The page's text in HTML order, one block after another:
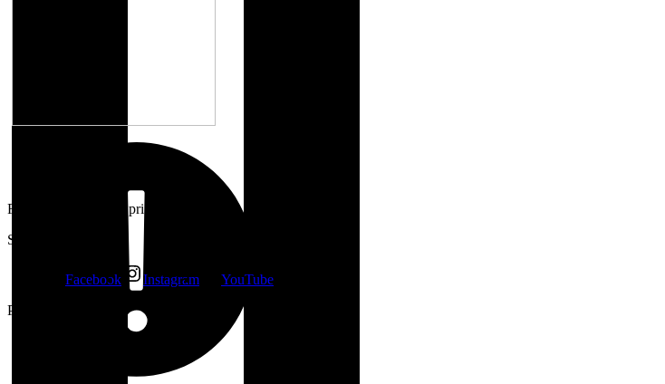
Foto: DHZO Ivanka pri Dunaji
Sledujte nás
Facebook Instagram
YouTube
Podporujú nás